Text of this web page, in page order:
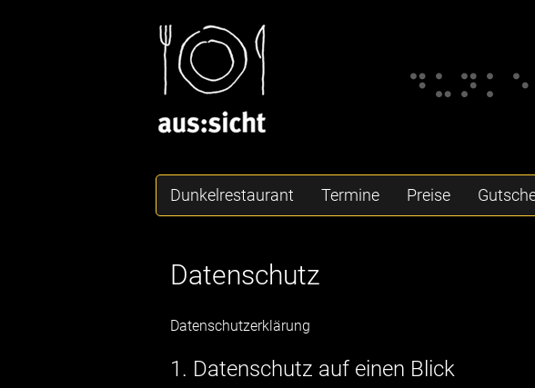
Dunkelrestaurant Termine Preise
Datenschutz
Datenschutzerklärung
1. Datenschutz auf einen Blick